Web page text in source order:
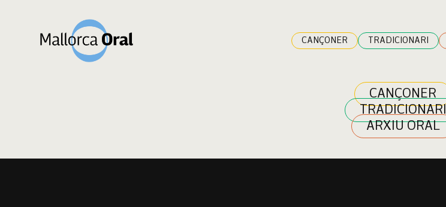
CANÇONER TRADICIONARI
CANÇONER
TRADICIONARI
ARXIU ORAL
Benvinguda Parera Sureda
Manoli González Martínez
Margalida Fullana Sagrera